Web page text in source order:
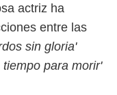
actriz ha
entre las
sin gloria'
tiempo para morir'